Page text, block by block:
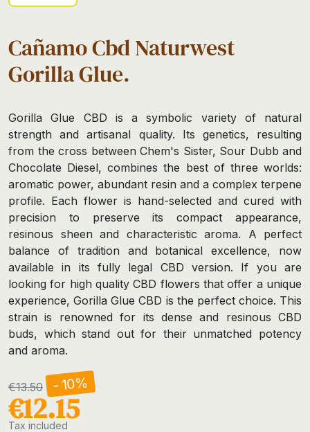
Cañamo Cbd Naturwest
Gorilla Glue.
Gorilla Glue CBD is a symbolic variety of natural
strength and artisanal quality. Its genetics, resulting
from the cross between Chem's Sister, Sour Dubb and
Chocolate Diesel, combines the best of three worlds:
aromatic power, abundant resin and a complex terpene
profile. Each flower is hand-selected and cured with
precision to preserve its compact appearance,
resinous sheen and characteristic aroma. A perfect
balance of tradition and botanical excellence, now
available in its fully legal CBD version. If you are
looking for high quality CBD flowers that offer a unique
experience, Gorilla Glue CBD is the perfect choice. This
strain is renowned for its dense and resinous CBD
buds, which stand out for their unmatched potency
and aroma.
€13.50 - 10%
€12.15
Tax included